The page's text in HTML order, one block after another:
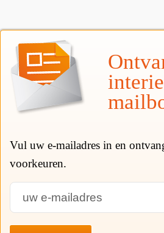
Vul uw e-mailadres in en
voorkeuren.